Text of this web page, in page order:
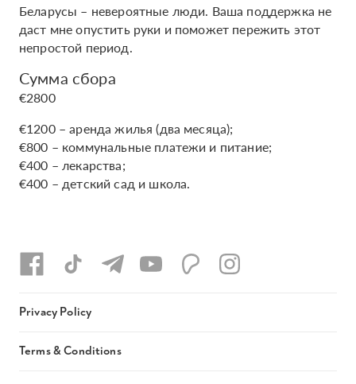
Беларусы – невероятные люди. Ваша поддержка не
даст мне опустить руки и поможет пережить этот
непростой период.
Сумма сбора
€2800
€1200 – аренда жилья (два месяца);
€800 – коммунальные платежи и питание;
€400 – лекарства;
€400 – детский сад и школа.
Privacy Policy
Terms & Conditions